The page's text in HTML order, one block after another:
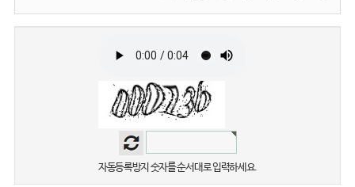
자동등록방지 숫자를 순서대로 입력하세요.